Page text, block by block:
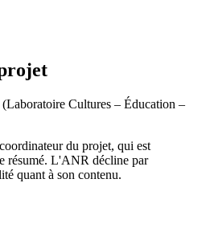
(Laboratoire Cultures – Éducation –
du projet, qui est
résumé. L'ANR décline par
quant à son contenu.